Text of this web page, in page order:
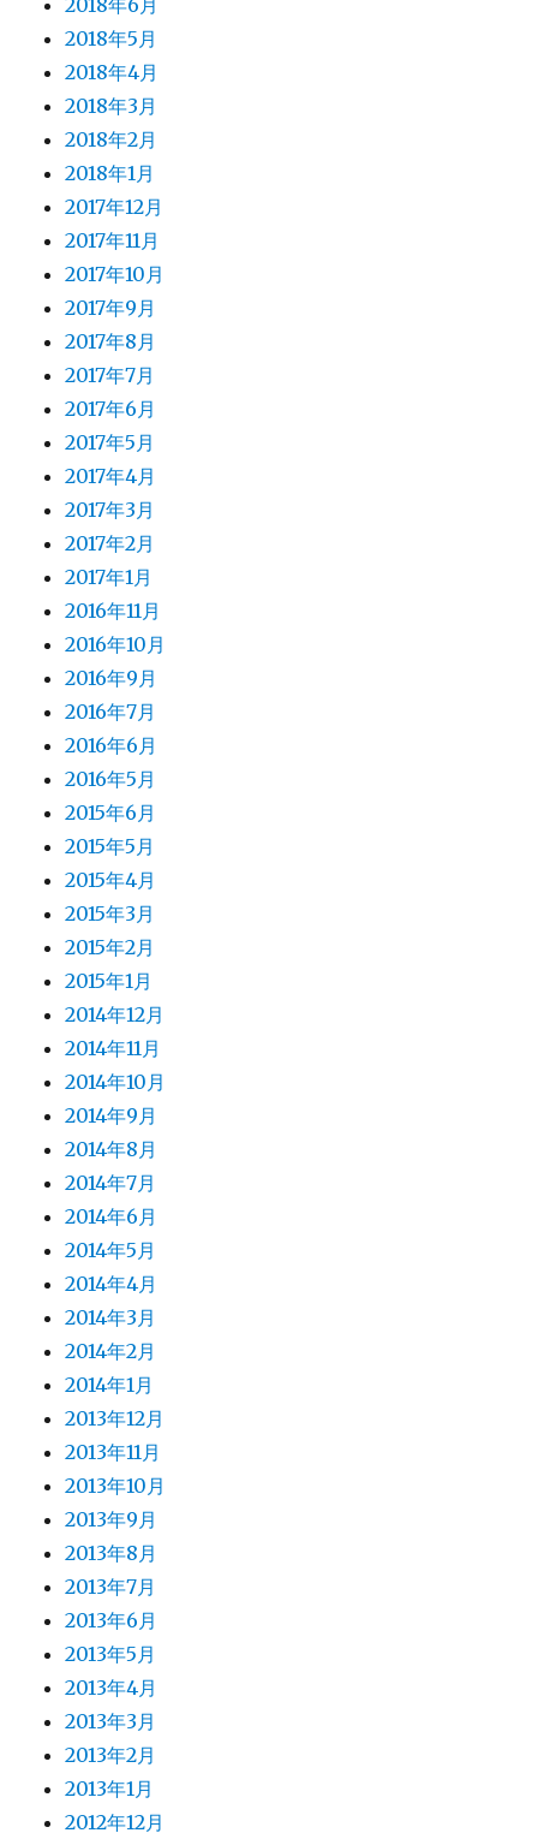
2018年6月
2018年5月
2018年4月
2018年3月
2018年2月
2018年1月
2017年12月
2017年11月
2017年10月
2017年9月
2017年8月
2017年7月
2017年6月
2017年5月
2017年4月
2017年3月
2017年2月
2017年1月
2016年11月
2016年10月
2016年9月
2016年7月
2016年6月
2016年5月
2015年6月
2015年5月
2015年4月
2015年3月
2015年2月
2015年1月
2014年12月
2014年11月
2014年10月
2014年9月
2014年8月
2014年7月
2014年6月
2014年5月
2014年4月
2014年3月
2014年2月
2014年1月
2013年12月
2013年11月
2013年10月
2013年9月
2013年8月
2013年7月
2013年6月
2013年5月
2013年4月
2013年3月
2013年2月
2013年1月
2012年12月